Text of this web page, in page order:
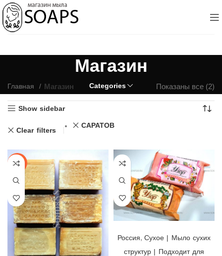
Магазин
Categories
Главная Магазин Показаны все (2)
Show sidebar
Clear filters
САРАТОВ
-9%
Россия, Cухое | Мыло сухих
структур | Подходит для